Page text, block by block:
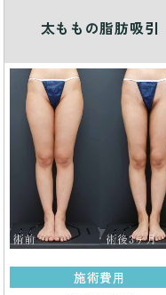
太ももの脂肪吸引
施術費用